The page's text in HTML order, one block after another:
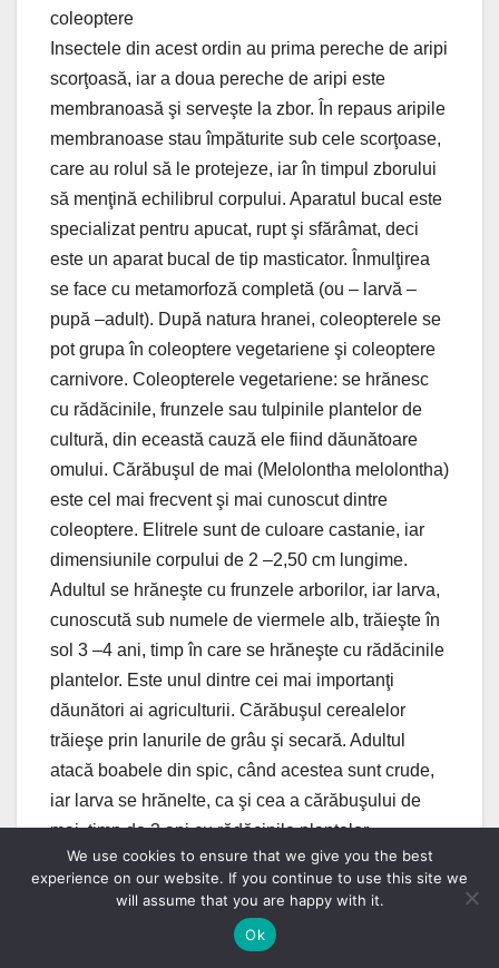
coleoptere
Insectele din acest ordin au prima pereche de aripi
scorţoasă, iar a doua pereche de aripi este
membranoasă şi serveşte la zbor. În repaus aripile
membranoase stau împăturite sub cele scorţoase,
care au rolul să le protejeze, iar în timpul zborului
să menţină echilibrul corpului. Aparatul bucal este
specializat pentru apucat, rupt şi sfărâmat, deci
este un aparat bucal de tip masticator. Înmulţirea
se face cu metamorfoză completă (ou – larvă –
pupă –adult). După natura hranei, coleopterele se
pot grupa în coleoptere vegetariene şi coleoptere
carnivore. Coleopterele vegetariene: se hrănesc
cu rădăcinile, frunzele sau tulpinile plantelor de
cultură, din eceastă cauză ele fiind dăunătoare
omului. Cărăbuşul de mai (Melolontha melolontha)
este cel mai frecvent şi mai cunoscut dintre
coleoptere. Elitrele sunt de culoare castanie, iar
dimensiunile corpului de 2 –2,50 cm lungime.
Adultul se hrăneşte cu frunzele arborilor, iar larva,
cunoscută sub numele de viermele alb, trăieşte în
sol 3 –4 ani, timp în care se hrăneşte cu rădăcinile
plantelor. Este unul dintre cei mai importanţi
dăunători ai agriculturii. Cărăbuşul cerealelor
trăieşe prin lanurile de grâu şi secară. Adultul
atacă boabele din spic, când acestea sunt crude,
iar larva se hrănelte, ca şi cea a cărăbuşului de
mai, timp de 3 ani cu rădăcinile plantelor.
Gărgăriţa sfeclei are culoarea brună cenuşie şi o
talie destul de mare (12 –16 mm). În lungul fiecărei
elitre are câte o dungă neagră. Capul are o
prelungire, ca un fel de cioc. Adultul se hrăneşte
We use cookies to ensure that we give you the best
experience on our website. If you continue to use this site we
will assume that you are happy with it.
Ok